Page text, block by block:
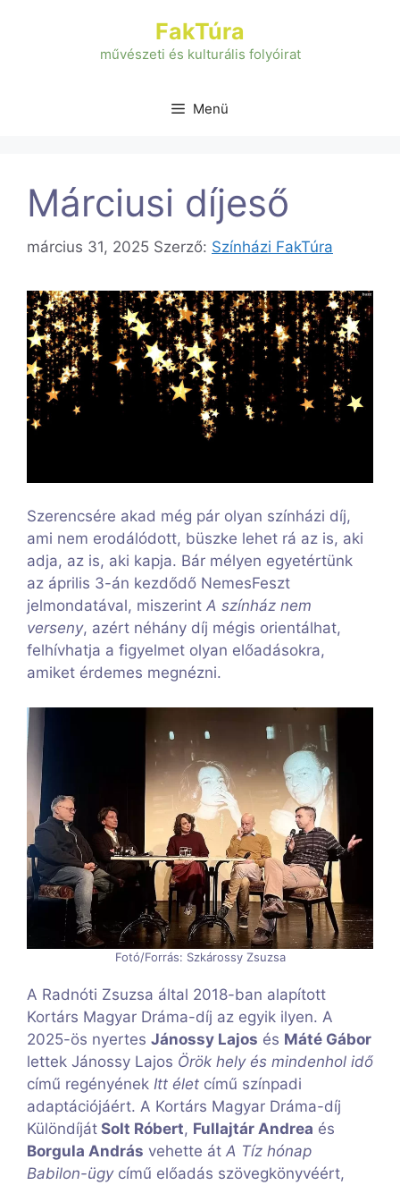
FakTúra
művészeti és kulturális folyóirat
Menü
Márciusi díjeső
március 31, 2025 Szerző: Színházi FakTúra
Szerencsére akad még pár olyan színházi díj,
ami nem erodálódott, büszke lehet rá az is, aki
adja, az is, aki kapja. Bár mélyen egyetértünk
az április 3-án kezdődő NemesFeszt
jelmondatával, miszerint A színház nem
verseny, azért néhány díj mégis orientálhat,
felhívhatja a figyelmet olyan előadásokra,
amiket érdemes megnézni.
Fotó/Forrás: Szkárossy Zsuzsa
A Radnóti Zsuzsa által 2018-ban alapított
Kortárs Magyar Dráma-díj az egyik ilyen. A
2025-ös nyertes Jánossy Lajos és Máté Gábor
lettek Jánossy Lajos Örök hely és mindenhol idő
című regényének Itt élet című színpadi
adaptációjáért. A Kortárs Magyar Dráma-díj
Különdíját Solt Róbert, Fullajtár Andrea és
Borgula András vehette át A Tíz hónap
Babilon-ügycímű előadás szövegkönyvéért,